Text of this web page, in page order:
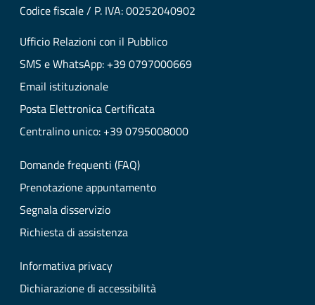
Codice fiscale / P. IVA: 00252040902
Ufficio Relazioni con il Pubblico
SMS e WhatsApp: +39 0797000669
Email istituzionale
Posta Elettronica Certificata
Centralino unico: +39 0795008000
Domande frequenti (FAQ)
Prenotazione appuntamento
Segnala disservizio
Richiesta di assistenza
Informativa privacy
Dichiarazione di accessibilità